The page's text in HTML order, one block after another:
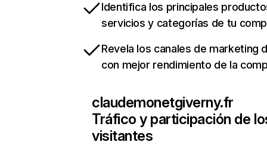
Identifica los principales
servicios y categorías de tu
Revela los canales de marketing
con mejor rendimiento de la
claudemonetgiverny.fr
Tráfico y participación de
visitantes